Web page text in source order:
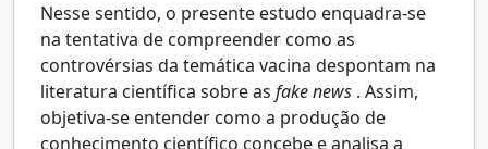
Nesse sentido, o presente estudo enquadra-se
na tentativa de compreender como as
controvérsias da temática vacina despontam na
literatura científica sobre as fake news . Assim,
objetiva-se entender como a produção de
conhecimento científico concebe e analisa a